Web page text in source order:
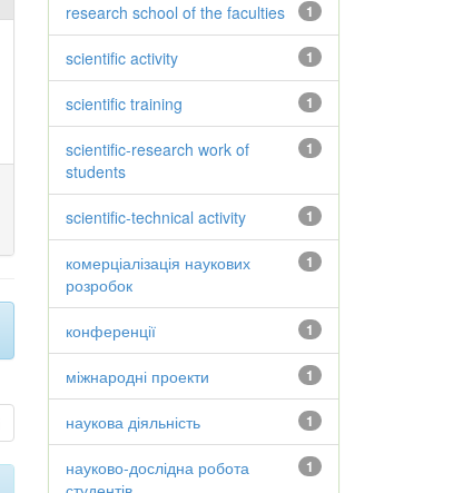
1
research school of the faculties
1
scientific activity
1
scientific training
1
scientific-research work of
students
1
scientific-technical activity
1
комерціалізація наукових
розробок
1
конференції
1
міжнародні проекти
1
наукова діяльність
1
науково-дослідна робота